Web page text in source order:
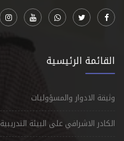
القائمة الرئيسية
وثيقة الادوار والمسؤوليات
الكادر الاشرافي على البيئة التدريبية